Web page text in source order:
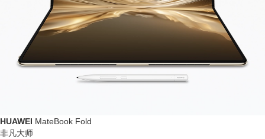
HUAWEI MateBook Fold
非凡大师